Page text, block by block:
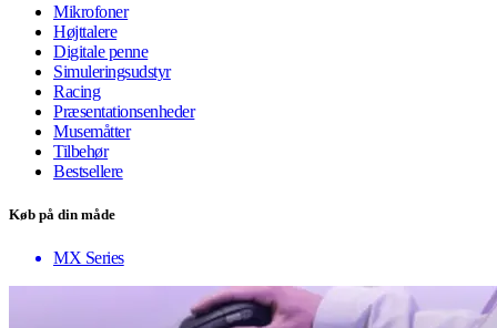
Mikrofoner
Højttalere
Digitale penne
Simuleringsudstyr
Racing
Præsentationsenheder
Musemåtter
Tilbehør
Bestsellere
Køb på din måde
MX Series